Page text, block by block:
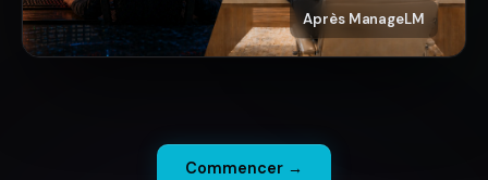
Après ManageLM
Commencer →